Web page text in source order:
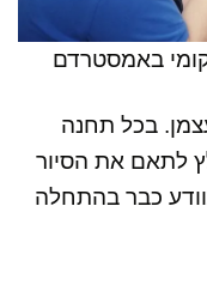
באמסטרדם
בכל תחנה
לתאם את הסיור
כבר בהתחלה